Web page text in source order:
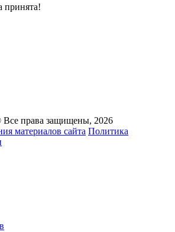
принята!
Все права защищены, 2026
материалов сайта Политика